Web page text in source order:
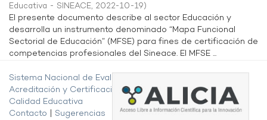
Educativa - SINEACE, 2022-10-19)
El presente documento describe al sector Educación y
desarrolla un instrumento denominado “Mapa Funcional
Sectorial de Educación” (MFSE) para fines de certificación de
competencias profesionales del Sineace. El MFSE ...
Sistema Nacional de Evaluación,
Acreditación y Certificación de la
Calidad Educativa
Contacto
Sugerencias